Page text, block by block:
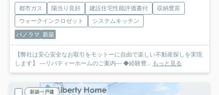
都市ガス 陽当り良好 建設住宅性能評価書付
収納豊富
ウォークインクロゼット
システムキッチン
パノラマ 新築
【弊社は安心安全なお取引をモットーに自由で楽しい不動産探しを実現
します】 ---リバティーホームのご案内--- ◆経験豊... もっと見る
新築一戸建